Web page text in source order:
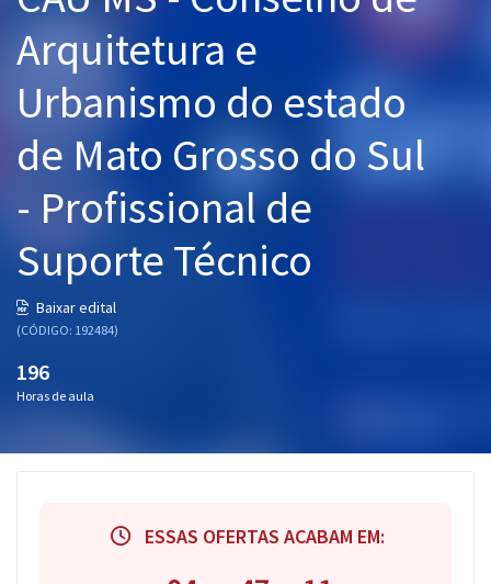
Graduação
Mentorias
Questões grátis
Conteúdo gratuito
Blog
Arquitetura e
Urbanismo do estado
de Mato Grosso do Sul
- Profissional de
Suporte Técnico
Baixar edital
(CÓDIGO: 192484)
196
Horas de aula
ESSAS OFERTAS ACABAM EM: